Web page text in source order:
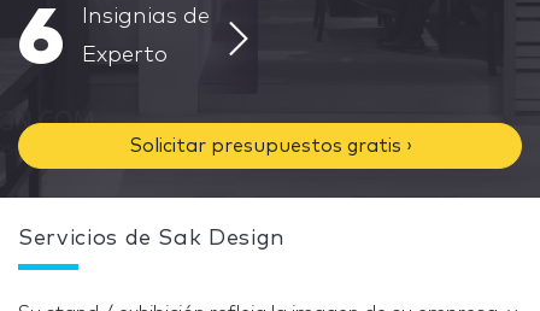
6
Insignias de
Experto
Solicitar presupuestos gratis ›
Servicios de Sak Design